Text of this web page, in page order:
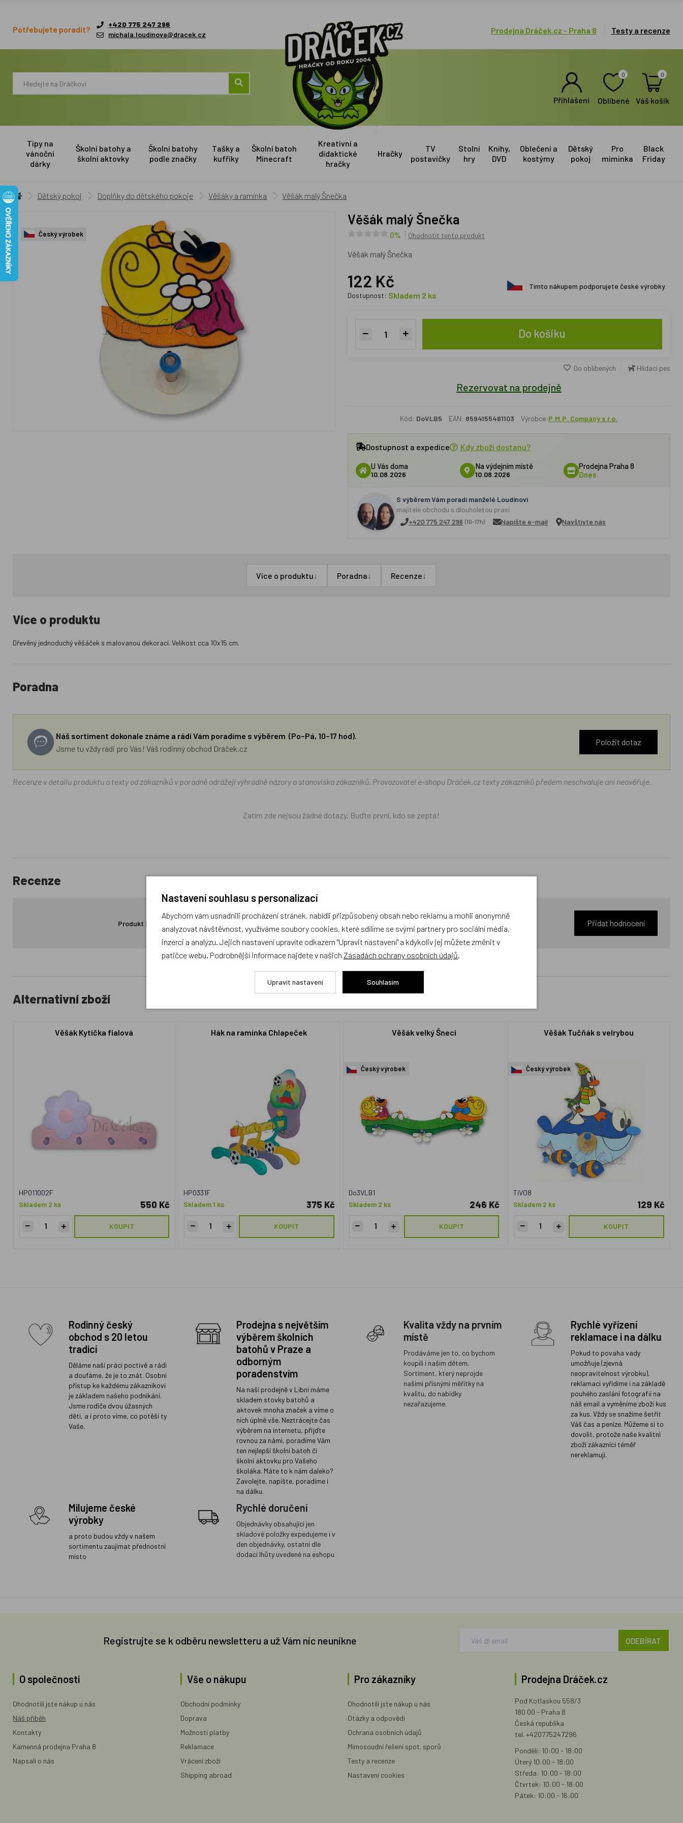
Potřebujete poradit?
+420 775 247 296
michala.loudinova@dracek.cz
Prodejna Dráček.cz - Praha 8 Testy a recenze
Přihlášení
0
Oblíbené
0
Váš košík
Tipy na
vánoční
dárky
Školní batohy a
školní aktovky
Školní batohy
podle značky
Tašky a
kufříky
Školní batoh
Minecraft
Kreativní a
didaktické
hračky
Hračky
TV
postavičky
Stolní
hry
Knihy,
DVD
Oblečení a
kostýmy
Dětský
pokoj
Pro
miminka
Black
Friday
Dětský pokoj Doplňky do dětského pokoje Věšáky a ramínka Věšák malý Šnečka
Český výrobek
Věšák malý Šnečka
0% Ohodnotit tento produkt
Věšák malý Šnečka
122 Kč
Dostupnost: Skladem 2 ks
Tímto nákupem podporujete české výrobky
Do košíku
Do oblíbených Hlídací pes
Rezervovat na prodejně
Kód: DoVLB5 EAN: 8594155461103 Výrobce:P.M.P. Company s.r.o.
Dostupnost a expedice Kdy zboží dostanu?
U Vás doma
10.08.2026
Na výdejním místě
10.08.2026
Prodejna Praha 8
Dnes
S výběrem Vám poradí manželé Loudínovi
majitelé obchodu s dlouholetou praxí
+420 775 247 296 (10-17h) Napište e-mail Navštivte nás
Více o produktu↓ Poradna↓ Recenze↓
Více o produktu
Dřevěný jednoduchý věšáček s malovanou dekorací. Velikost cca 10x15 cm.
Poradna
Náš sortiment dokonale známe a rádi Vám poradíme s výběrem (Po–Pá, 10–17 hod).
Jsme tu vždy rádi pro Vás! Váš rodinný obchod Dráček.cz
Položit dotaz
Recenze v detailu produktu a texty od zákazníků v poradně odrážejí výhradně názory a stanoviska zákazníků. Provozovatel e-shopu Dráček.cz texty zákazníků předem neschvaluje ani neověřuje.
Zatím zde nejsou žádné dotazy. Buďte první, kdo se zeptá!
Recenze
Produkt zatím nemá žádné hodnocení, Přidat hodnocení
Alternativní zboží
Věšák Kytička fialová
HP011002F
Skladem 2 ks
550 Kč
KOUPIT
Hák na ramínka Chlapeček
HP0331F
Skladem 1 ks
375 Kč
KOUPIT
Věšák velký Šneci
Český výrobek
Do3VLB1
Skladem 2 ks
246 Kč
KOUPIT
Věšák Tučňák s velrybou
Český výrobek
TiVO8
Skladem 2 ks
129 Kč
KOUPIT
Rodinný český
obchod s 20 letou
tradicí
Děláme naši práci poctivě a rádi
a doufáme, že je to znát. Osobní
přístup ke každému zákazníkovi
je základem našeho podnikání.
Jsme rodiče dvou úžasných
dětí, a i proto víme, co potěší ty
Vaše.
Prodejna s největším
výběrem školních
batohů v Praze a
odborným
poradenstvím
Na naší prodejně v Libni máme
skladem stovky batohů a
aktovek mnoha značek a víme o
nich úplně vše. Neztrácejte čas
výběrem na internetu, přijďte
rovnou za námi, poradíme Vám
ten nejlepší školní batoh či
školní aktovku pro Vašeho
školáka. Máte to k nám daleko?
Zavolejte, napište, poradíme i
na dálku.
Kvalita vždy na prvním
místě
Prodáváme jen to, co bychom
koupili i našim dětem.
Sortiment, který neprojde
našimi přísnými měřítky na
kvalitu, do nabídky
nezařazujeme.
Rychlé vyřízení
reklamace i na dálku
Pokud to povaha vady
umožňuje (zjevná
neopravitelnost výrobku),
reklamaci vyřídíme i na základě
pouhého zaslání fotografií na
náš email a vyměníme zboží kus
za kus. Vždy se snažíme šetřit
Váš čas a peníze. Můžeme si to
dovolit, protože naše kvalitní
zboží zákazníci téměř
nereklamují.
Milujeme české
výrobky
a proto budou vždy v našem
sortimentu zaujímat přednostní
místo
Rychlé doručení
Objednávky obsahující jen
skladové položky expedujeme i v
den objednávky, ostatní dle
dodací lhůty uvedené na eshopu
Registrujte se k odběru newsletteru a už Vám nic neunikne ODEBÍRAT
O společnosti
Ohodnotili jste nákup u nás
Náš příběh
Kontakty
Kamenná prodejna Praha 8
Napsali o nás
Vše o nákupu
Obchodní podmínky
Doprava
Možnosti platby
Reklamace
Vrácení zboží
Shipping abroad
Pro zákazníky
Ohodnotili jste nákup u nás
Otázky a odpovědi
Ochrana osobních údajů
Mimosoudní řešení spot. sporů
Testy a recenze
Nastavení cookies
Prodejna Dráček.cz
Pod Kotlaskou 558/3
180 00 - Praha 8
Česká republika
tel. +420775247296
Pondělí: 10:00 - 18:00
Úterý 10:00 - 18:00
Středa: 10:00 - 18:00
Čtvrtek: 10:00 - 18:00
Pátek: 10:00 - 16:00
Nastavení souhlasu s personalizací
Abychom vám usnadnili procházení stránek, nabídli přizpůsobený obsah nebo reklamu a mohli anonymně
analyzovat návštěvnost, využíváme soubory cookies, které sdílíme se svými partnery pro sociální média,
inzerci a analýzu. Jejich nastavení upravíte odkazem "Upravit nastavení" a kdykoliv jej můžete změnit v
patičce webu. Podrobnější informace najdete v našich Zásadách ochrany osobních údajů.
Upravit nastavení Souhlasím